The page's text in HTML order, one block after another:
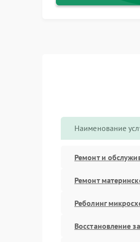
Наименование
Ремонт и
Ремонт
Реболинг
Восстановление